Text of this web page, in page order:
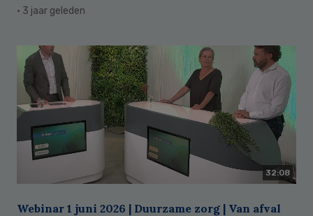
· 3 jaar geleden
32:08
Webinar 1 juni 2026 | Duurzame zorg | Van afval